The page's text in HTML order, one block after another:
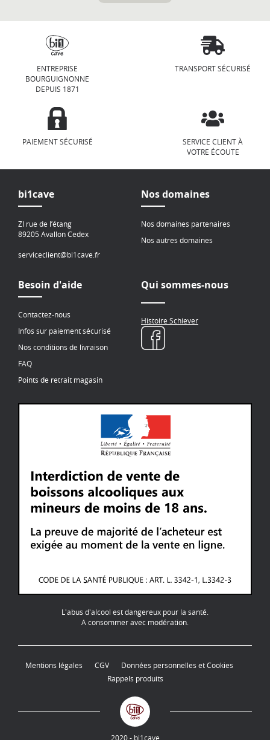
ENTREPRISE
BOURGUIGNONNE
DEPUIS 1871
TRANSPORT SÉCURISÉ
PAIEMENT SÉCURISÉ
SERVICE CLIENT À
VOTRE ÉCOUTE
bi1cave
ZI rue de l’étang
89205 Avallon Cedex
serviceclient@bi1cave.fr
Nos domaines
Nos domaines partenaires
Nos autres domaines
Besoin d'aide
Contactez-nous
Infos sur paiement sécurisé
Nos conditions de livraison
FAQ
Points de retrait magasin
Qui sommes-nous
Histoire Schiever
L'abus d'alcool est dangereux pour la santé.
A consommer avec modération.
Mentions légales CGV
Données personnelles et Cookies
Rappels produits
2020 - bi1cave